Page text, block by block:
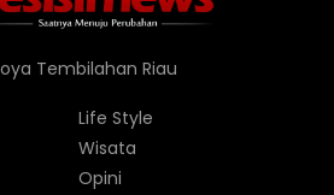
Tembilahan Riau
Life Style
Wisata
Opini